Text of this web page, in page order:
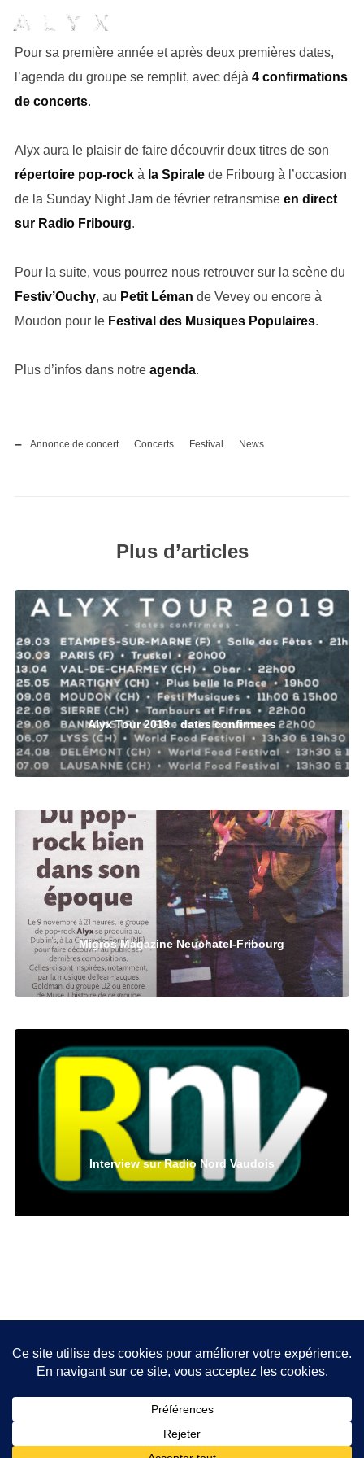
Pour sa première année et après deux premières dates,
l’agenda du groupe se remplit, avec déjà 4 confirmations
de concerts.
Alyx aura le plaisir de faire découvrir deux titres de son
répertoire pop-rockà la Spiralede Fribourg à l’occasion
de la Sunday Night Jam de février retransmise en direct
sur Radio Fribourg.
Pour la suite, vous pourrez nous retrouver sur la scène du
Festiv’Ouchy, au Petit Léman de Vevey ou encore à
Moudon pour le Festival des Musiques Populaires.
Plus d’infos dans notre agenda.
Annonce de concert Concerts Festival News
Plus d’articles
Alyx Tour 2019 : dates confirmees
Migros Magazine Neuchatel-Fribourg
Interview sur Radio Nord Vaudois
DUEL Antidote Festival